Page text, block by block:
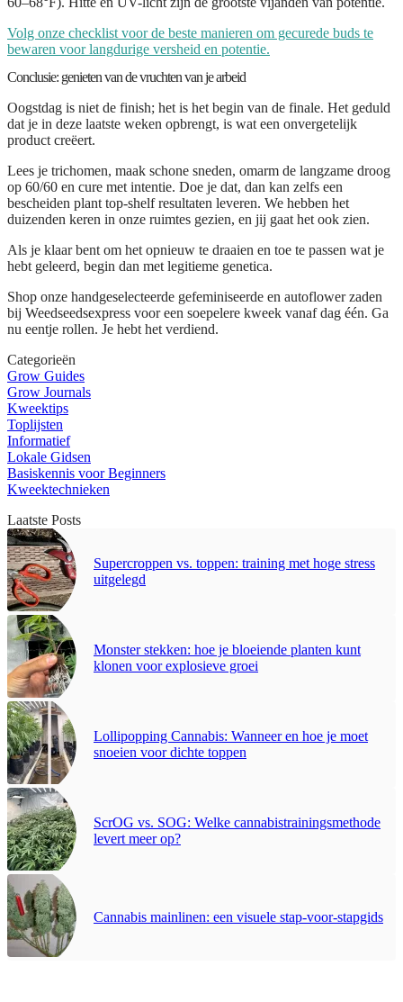
Volg onze checklist voor de beste manieren om gecurede buds te
bewaren voor langdurige versheid en potentie.
Conclusie: genieten van de vruchten van je arbeid
Oogstdag is niet de finish; het is het begin van de finale. Het geduld
dat je in deze laatste weken opbrengt, is wat een onvergetelijk
product creëert.
Lees je trichomen, maak schone sneden, omarm de langzame droog
op 60/60 en cure met intentie. Doe je dat, dan kan zelfs een
bescheiden plant top-shelf resultaten leveren. We hebben het
duizenden keren in onze ruimtes gezien, en jij gaat het ook zien.
Als je klaar bent om het opnieuw te draaien en toe te passen wat je
hebt geleerd, begin dan met legitieme genetica.
Shop onze handgeselecteerde gefeminiseerde en autoflower zaden
bij Weedseedsexpress voor een soepelere kweek vanaf dag één. Ga
nu eentje rollen. Je hebt het verdiend.
Categorieën
Grow Guides
Grow Journals
Kweektips
Toplijsten
Informatief
Lokale Gidsen
Basiskennis voor Beginners
Kweektechnieken
Laatste Posts
Supercroppen vs. toppen: training met hoge stress
uitgelegd
Monster stekken: hoe je bloeiende planten kunt
klonen voor explosieve groei
Lollipopping Cannabis: Wanneer en hoe je moet
snoeien voor dichte toppen
ScrOG vs. SOG: Welke cannabistrainingsmethode
levert meer op?
Cannabis mainlinen: een visuele stap-voor-stapgids